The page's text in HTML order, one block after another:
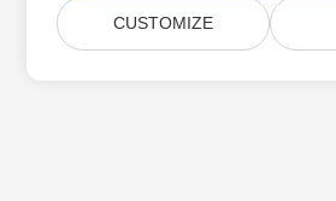
CUSTOMIZE